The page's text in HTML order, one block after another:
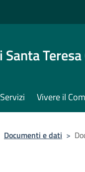
Santa
Servizi Vivere il
Documenti e dati >